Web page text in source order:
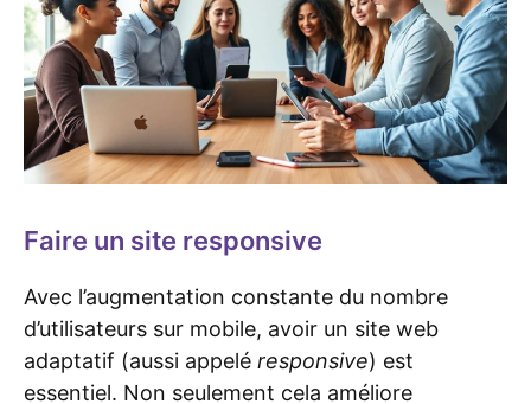
Faire un site responsive
Avec l’augmentation constante du nombre
d’utilisateurs sur mobile, avoir un site web
adaptatif (aussi appelé responsive) est
essentiel. Non seulement cela améliore